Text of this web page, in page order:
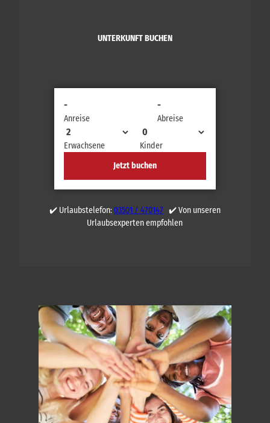
UNTERKUNFT BUCHEN
Anreise
-
Abreise
-
Erwachsene
Kinder
Jetzt buchen
✔️ Urlaubstelefon:03501 / 470147✔️ Von unseren
Urlaubsexperten empfohlen